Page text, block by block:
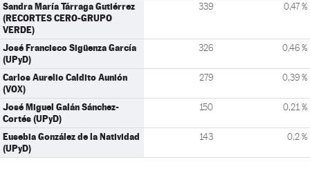
Sandra María Tárraga Gutiérrez
(RECORTES CERO-GRUPO
VERDE)
339 0,47 %
José Francisco Sigüenza García
(UPyD)
326 0,46 %
Carlos Aurelio Caldito Aunión
(VOX)
279 0,39 %
José Miguel Galán Sánchez-
Cortés (UPyD)
150 0,21 %
Eusebia González de la Natividad
(UPyD)
143 0,2 %